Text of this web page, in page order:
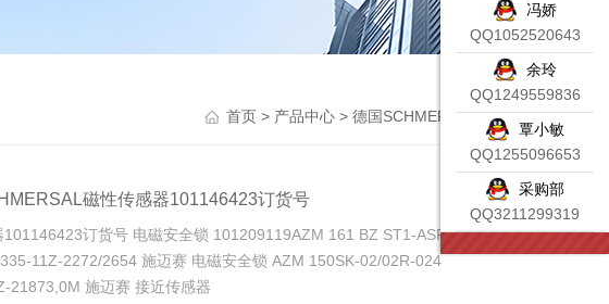
首页 > 产品中心 > 德国SCHMERSAL施迈赛>
磁性传感器101146423订货号
101146423订货号 电磁安全锁 101209119AZM 161 BZ ST1-ASR 施迈赛限位
11Z-2272/2654 施迈赛 电磁安全锁 AZM 150SK-02/02R-024
21873,0M 施迈赛 接近传感器
冯娇
QQ1052520643
余玲
QQ1249559836
覃小敏
QQ1255096653
采购部
QQ3211299319